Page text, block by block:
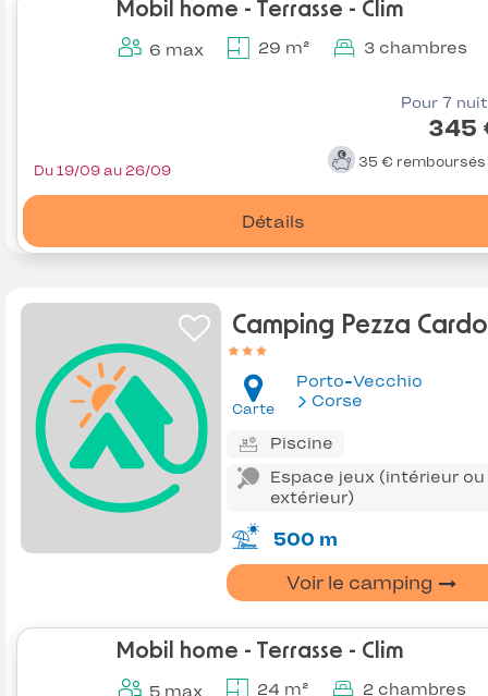
Mobil home - Terrasse - Clim
6 max 29 m² 3 chambres
Pour 7
345
35 € remboursés
Détails
Du 19/09 au 26/09
Camping Pezza Cardo
Carte
Porto-Vecchio
Corse
Piscine
Espace jeux (intérieur ou
extérieur)
500 m
Voir le camping
Mobil home - Terrasse - Clim
5 max 24 m² 2 chambres